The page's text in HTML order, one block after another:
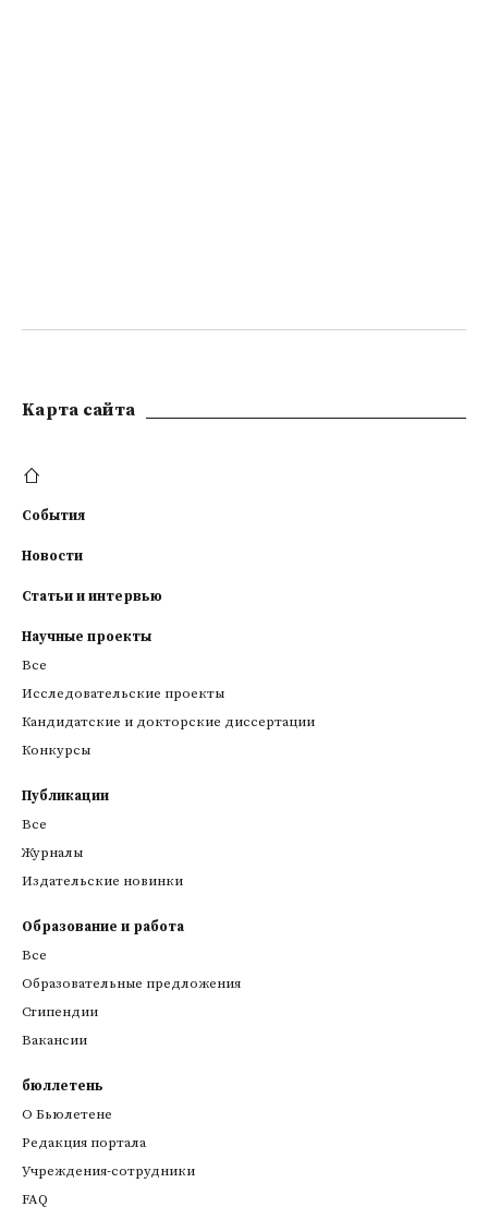
Kарта сайта
События
Новости
Статьи и интервью
Научные проекты
Все
Исследовательские проекты
Кандидатские и докторские диссертации
Конкурсы
Публикации
Все
Журналы
Издательские новинки
Образование и работа
Все
Образовательные предложения
Стипендии
Вакансии
бюллетень
О Бьюлетене
Редакция портала
Учреждения-сотрудники
FAQ